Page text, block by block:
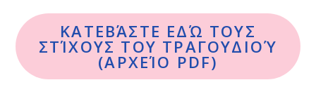
ΚΑΤΕΒΆΣΤΕ ΕΔΏ ΤΟΥΣ
ΣΤΊΧΟΥΣ ΤΟΥ ΤΡΑΓΟΥΔΙΟΎ
(ΑΡΧΕΊΟ PDF)